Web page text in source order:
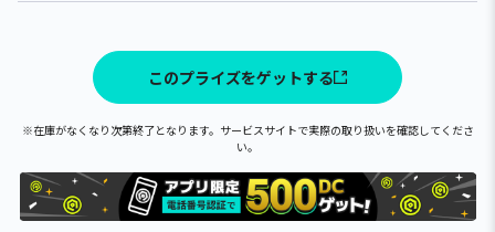
このプライズをゲットする
※在庫がなくなり次第終了となります。サービスサイトで実際の取り扱いを確認してくださ
い。